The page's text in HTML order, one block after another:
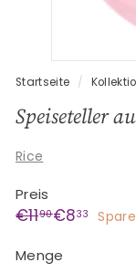
c
h
e
n
e
Startseite /
Speiseteller
Rice
Preis
Normaler
€1190€11,90
Sonderpreis
€833 €8,33
Menge